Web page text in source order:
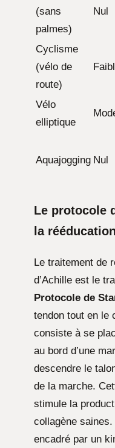
(sans
palmes)
Nul
Cyclisme
(vélo de
route)
Vélo
elliptique
Aquajogging Nul
Le protocole
la rééducation
Le traitement de
d’Achille est le
Protocole de
tendon tout en le
consiste à se
au bord d’une
descendre le
de la marche.
stimule la
collagène
encadré par un